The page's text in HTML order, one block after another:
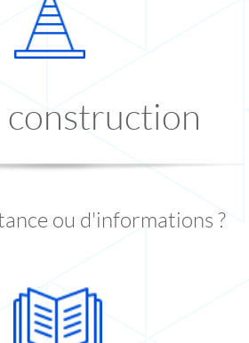
construction
ou d'informations ?